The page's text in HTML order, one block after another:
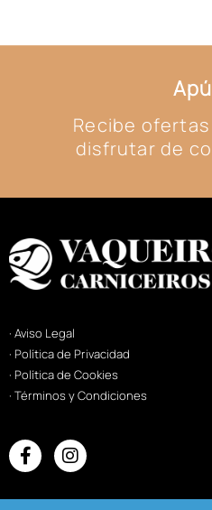
Recibe
disfrutar de
· Aviso Legal
· Política de Privacidad
· Política de Cookies
· Términos y Condiciones